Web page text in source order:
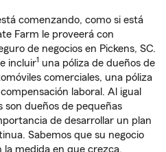
comenzando, como si está
Farm le proveerá con
de negocios en Pickens, SC.
incluir1 una póliza de dueños de
comerciales, una póliza
laboral. Al igual
dueños de pequeñas
de desarrollar un plan
Sabemos que su negocio
medida en que crezca,